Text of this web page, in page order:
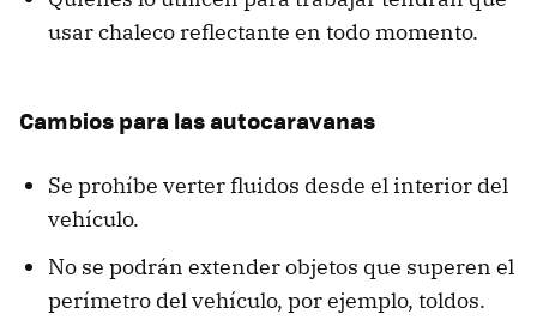
usar chaleco reflectante en todo momento.
Cambios para las autocaravanas
Se prohíbe verter fluidos desde el interior del
vehículo.
No se podrán extender objetos que superen el
perímetro del vehículo, por ejemplo, toldos.